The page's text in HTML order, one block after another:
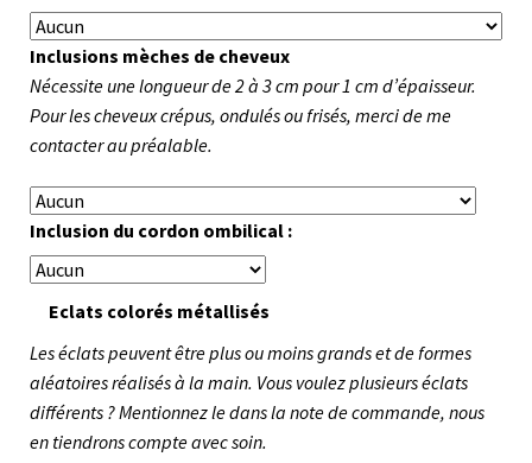
Inclusions mèches de cheveux
Nécessite une longueur de 2 à 3 cm pour 1 cm d’épaisseur.
Pour les cheveux crépus, ondulés ou frisés, merci de me
contacter au préalable.
Inclusion du cordon ombilical :
Eclats colorés métallisés
Les éclats peuvent être plus ou moins grands et de formes
aléatoires réalisés à la main. Vous voulez plusieurs éclats
différents ? Mentionnez le dans la note de commande, nous
en tiendrons compte avec soin.